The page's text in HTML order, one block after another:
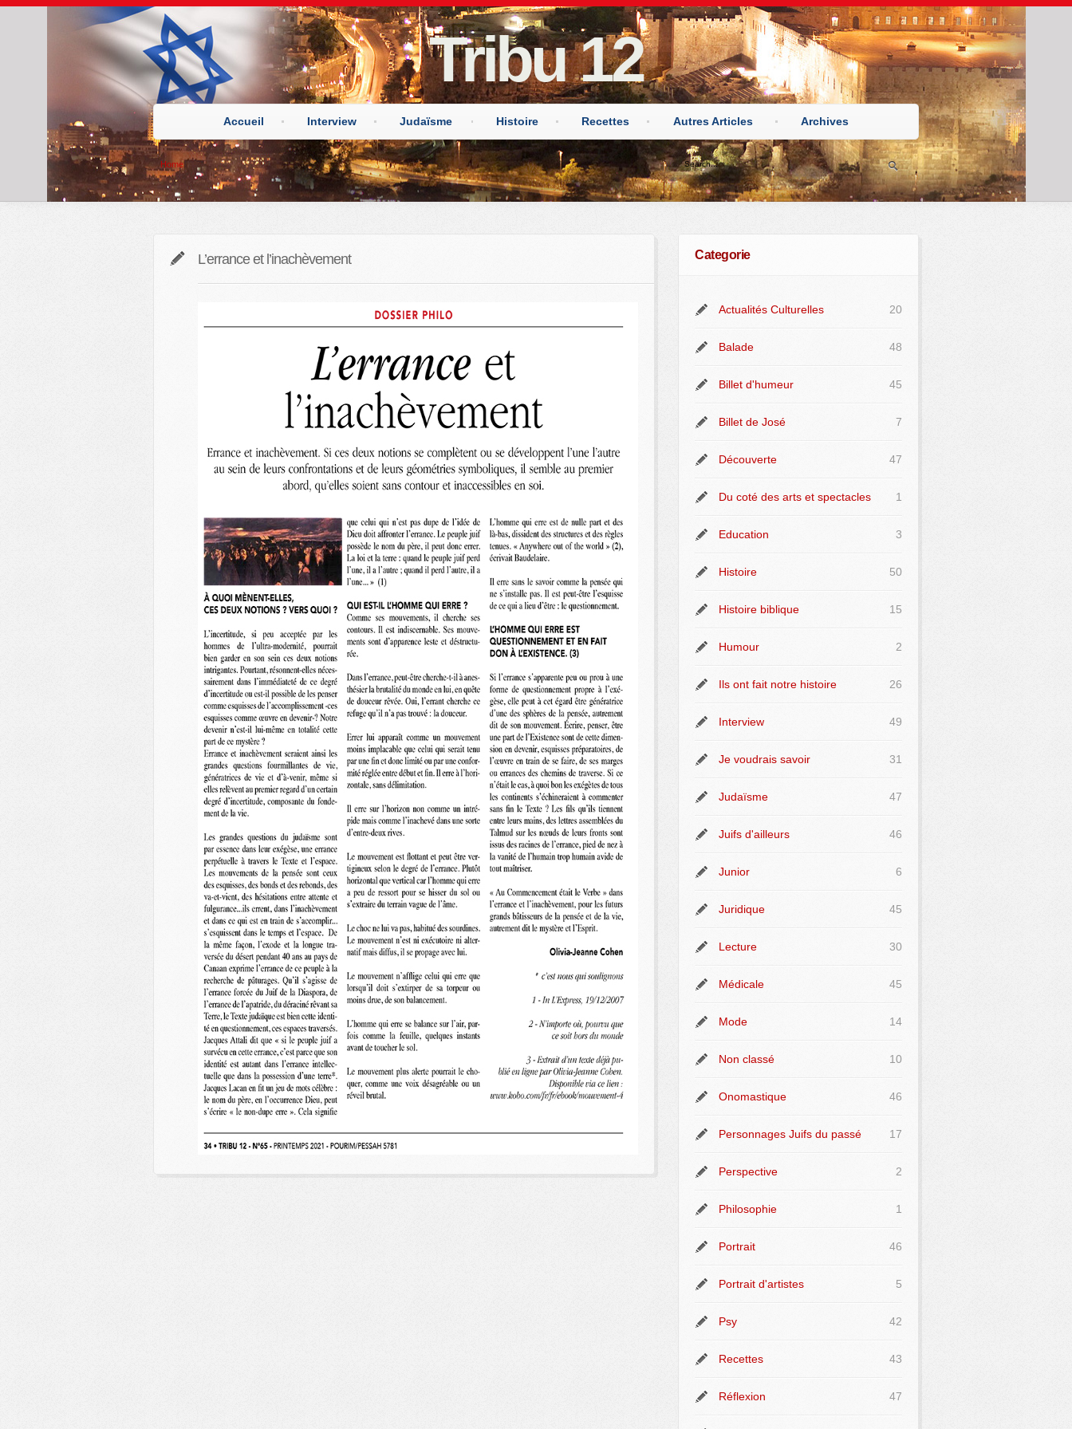
Tribu 12
Accueil Interview Judaïsme Histoire Recettes Autres Articles Archives
Home
L’errance et l’inachèvement Categorie
Actualités Culturelles 20
Balade 48
Billet d'humeur 45
Billet de José 7
Découverte 47
Du coté des arts et spectacles 1
Education 3
Histoire 50
Histoire biblique 15
Humour 2
Ils ont fait notre histoire 26
Interview 49
Je voudrais savoir 31
Judaïsme 47
Juifs d'ailleurs 46
Junior 6
Juridique 45
Lecture 30
Médicale 45
Mode 14
Non classé 10
Onomastique 46
Personnages Juifs du passé 17
Perspective 2
Philosophie 1
Portrait 46
Portrait d'artistes 5
Psy 42
Recettes 43
Réflexion 47